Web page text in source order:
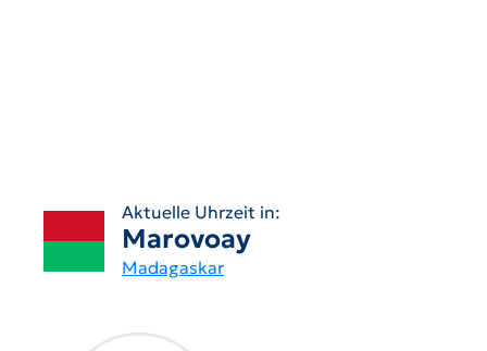
Aktuelle Uhrzeit in:
Marovoay
Madagaskar